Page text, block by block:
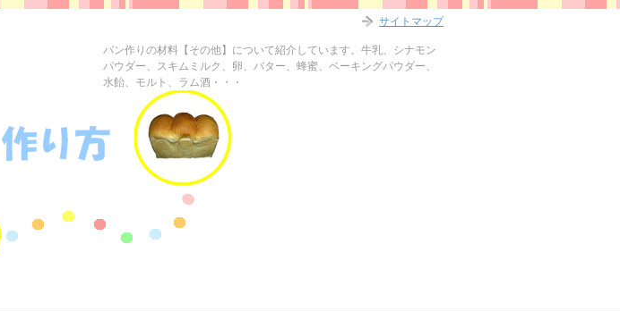
パン作りの材料【その他】について紹介しています。牛乳、シナモン
パウダー、スキムミルク、卵、バター、蜂蜜、ベーキングパウダー、
水飴、モルト、ラム酒・・・
サイトマップ